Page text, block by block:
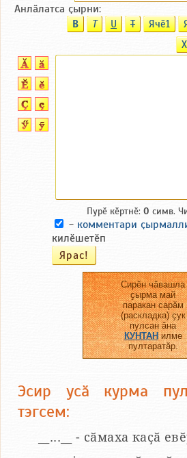
Анлӑлатса ҫырни:
B T U T Ячӗ1
X
Пурӗ кӗртнӗ: 0 симв.
- комментари
килӗшетӗп
Сирӗн чӑвашла
ҫырма май
паракан сарӑм
(раскладка) ҫук
пулсан ӑна
КУНТАНилме
пултаратӑр.
Эсир усӑ курма
тэгсем:
__...__ - сӑмаха каҫӑ